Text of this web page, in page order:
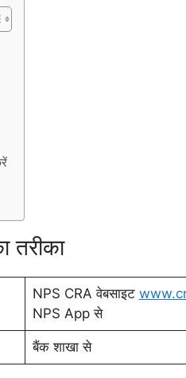
तरीका
NPS CRA वेबसाइट
NPS App से
बैंक शाखा से